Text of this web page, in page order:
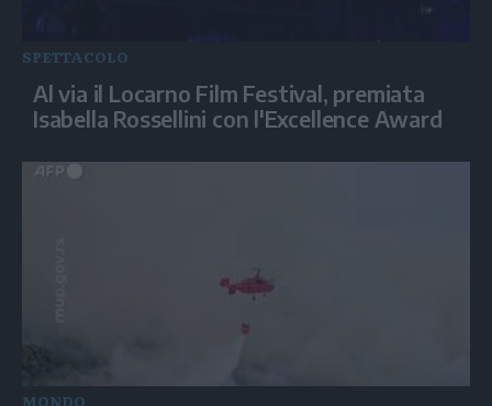
SPETTACOLO
Al via il Locarno Film Festival, premiata
Isabella Rossellini con l'Excellence Award
MONDO